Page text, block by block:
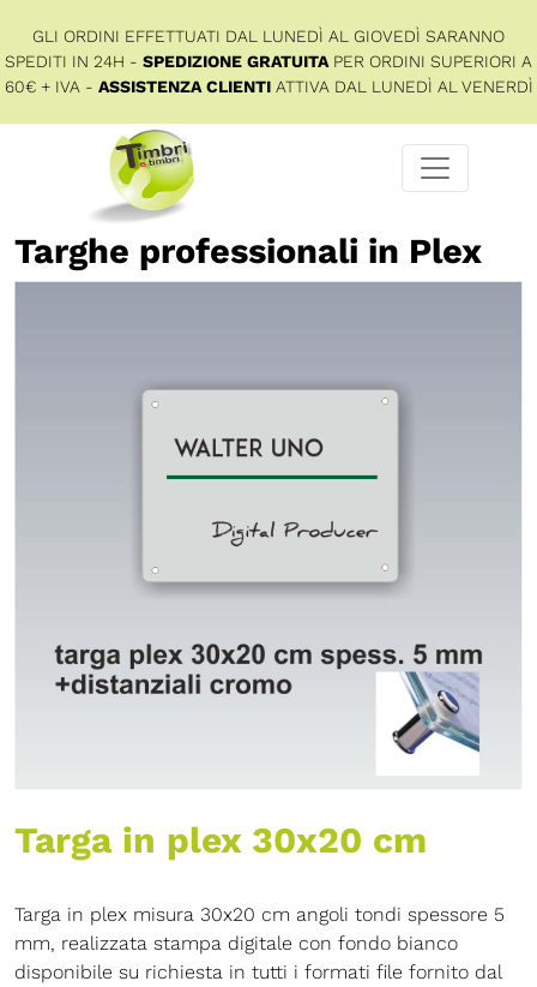
GLI ORDINI EFFETTUATI DAL LUNEDÌ AL GIOVEDÌ SARANNO
SPEDITI IN 24H - SPEDIZIONE GRATUITA PER ORDINI SUPERIORI A
60€ + IVA - ASSISTENZA CLIENTIATTIVA DAL LUNEDÌ AL VENERDÌ
Targhe professionali in Plex
Targa in plex 30x20 cm
Targa in plex misura 30x20 cm angoli tondi spessore 5
mm, realizzata stampa digitale con fondo bianco
disponibile su richiesta in tutti i formati file fornito dal